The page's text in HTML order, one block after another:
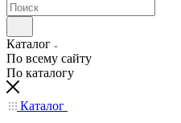
Каталог
По всему сайту
По каталогу
Каталог